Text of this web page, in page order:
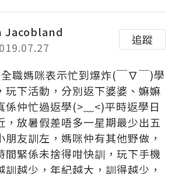
Jacobland
追蹤
職媽咪表示忙到爆炸(￣∇￣)學
玩下活動，分別返下婆婆、嫲嫲
係仲忙過返學(>﹏<)平時返學日
，放暑假差唔多一星期最少出五
朋友訓左，媽咪仲有其他野做，
間緊係未捨得咁快訓，玩下手機
訓越少，年紀越大，訓得越少，